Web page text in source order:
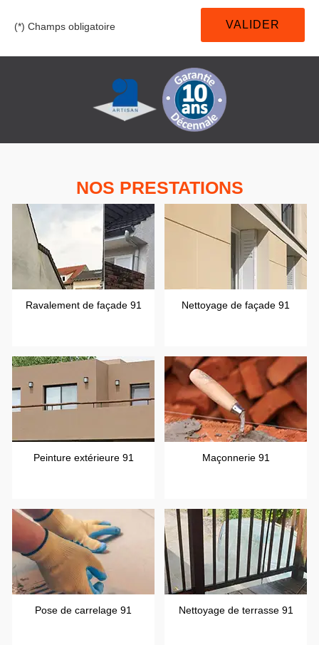
(*) Champs obligatoire
NOS PRESTATIONS
Ravalement de façade 91 Nettoyage de façade 91
Peinture extérieure 91 Maçonnerie 91
Pose de carrelage 91 Nettoyage de terrasse 91